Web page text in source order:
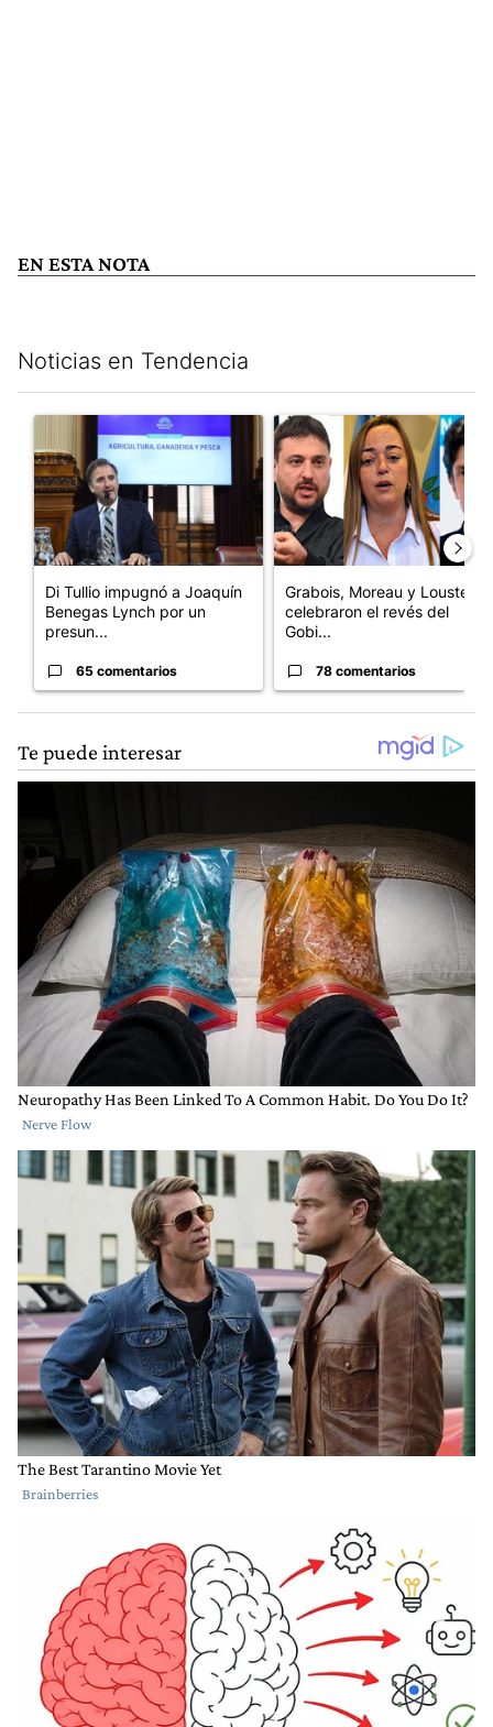
EN ESTA NOTA
Noticias en Tendencia
Un artículo de tendencia con el título "Di Tullio impugnó a
Di Tullio impugnó a Joaquín
Benegas Lynch por un
presun...
65 comentarios
Un artículo de tendencia con
Grabois, Moreau y Lousteau
celebraron el revés del
Gobi...
78 comentarios